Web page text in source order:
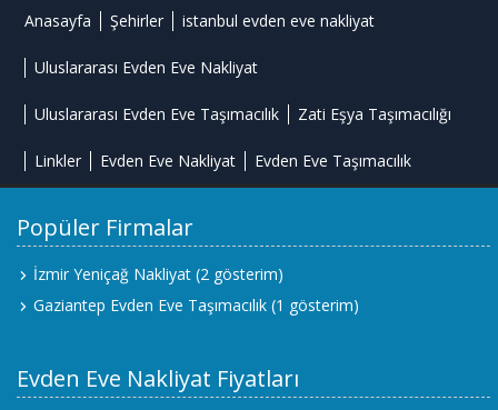
Anasayfa Şehirler istanbul evden eve nakliyat
Uluslararası Evden Eve Nakliyat
Uluslararası Evden Eve Taşımacılık Zati Eşya Taşımacılığı
Linkler Evden Eve Nakliyat Evden Eve Taşımacılık
Popüler Firmalar
İzmir Yeniçağ Nakliyat (2 gösterim)
Gaziantep Evden Eve Taşımacılık (1 gösterim)
Evden Eve Nakliyat Fiyatları